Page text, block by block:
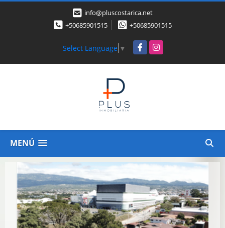
info@pluscostarica.net
+50685901515
+50685901515
Select Language ▼ FacebookInstagram
MENÚ